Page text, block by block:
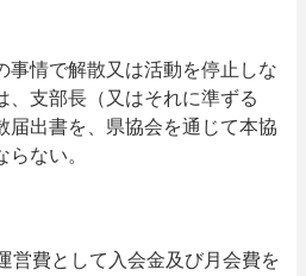
情で解散又は活動を停止しな
、支部長（又はそれに準ずる
届出書を、県協会を通じて本協
ない。
費として入会金及び月会費を